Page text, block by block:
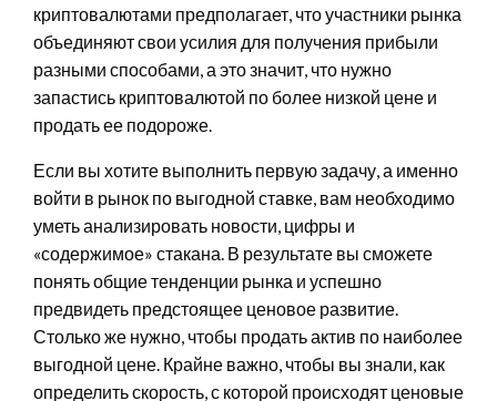
криптовалютами предполагает, что участники рынка
объединяют свои усилия для получения прибыли
разными способами, а это значит, что нужно
запастись криптовалютой по более низкой цене и
продать ее подороже.
Если вы хотите выполнить первую задачу, а именно
войти в рынок по выгодной ставке, вам необходимо
уметь анализировать новости, цифры и
«содержимое» стакана. В результате вы сможете
понять общие тенденции рынка и успешно
предвидеть предстоящее ценовое развитие.
Столько же нужно, чтобы продать актив по наиболее
выгодной цене. Крайне важно, чтобы вы знали, как
определить скорость, с которой происходят ценовые